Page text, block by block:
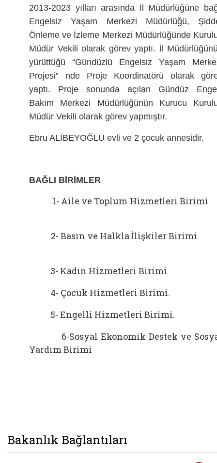
2013-2023 yılları arasında İl Müdürlüğüne
Engelsiz Yaşam Merkezi Müdürlüğü,
Önleme ve İzleme Merkezi Müdürlüğünde
Müdür Vekili olarak görev yaptı. İl
yürüttüğü “Gündüzlü Engelsiz Yaşam
Projesi” nde Proje Koordinatörü olarak
yaptı. Proje sonunda açılan Gündüz
Bakım Merkezi Müdürlüğünün Kurucu
Müdür Vekili olarak görev yapmıştır.
Ebru ALİBEYOĞLU evli ve 2 çocuk annesidir.
BAĞLI BİRİMLER
1- Aile ve Toplum Hizmetleri
2- Basın ve Halkla İlişkiler
3- Kadın Hizmetleri Birimi
4- Çocuk Hizmetleri Birimi.
5- Engelli Hizmetleri Birimi.
6-Sosyal Ekonomik Destek ve
Yardım Birimi
Bakanlık Bağlantıları